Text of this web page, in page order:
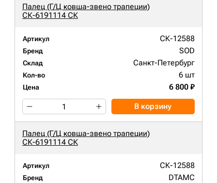
Палец (Г/Ц ковша-звено трапеции)
СК-6191114 СК
Артикул СК-12588
Бренд SOD
Склад Санкт-Петербург
Кол-во 6 шт
Цена 6 800 ₽
В корзину
Палец (Г/Ц ковша-звено трапеции)
СК-6191114 СК
Артикул СК-12588
Бренд DTAMC